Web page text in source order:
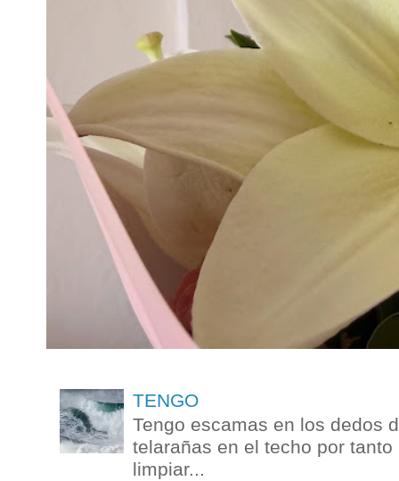
TENGO
Tengo escamas en los dedos
telarañas en el techo por
limpiar...